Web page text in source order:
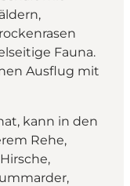
Fauna.
Ausflug mit
kann in den
Rehe,